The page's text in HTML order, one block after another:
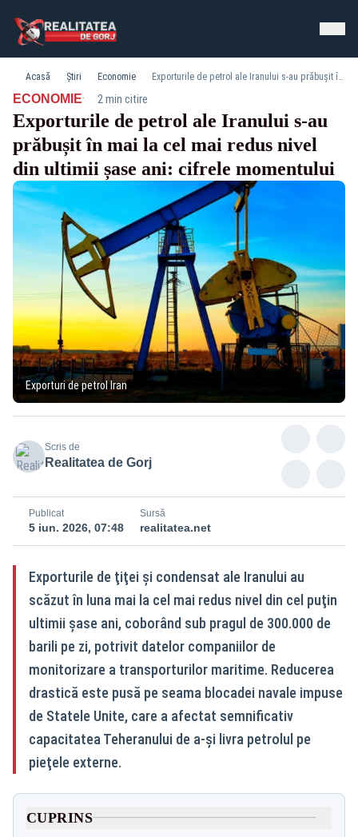
Acasă Știri Economie Exporturile de petrol ale Iranului s-au prăbușit în mai la cel mai redus nivel din ultimii șase ani: cifrele momentului
ECONOMIE· 2 min citire
Exporturile de petrol ale Iranului s-au
prăbușit în mai la cel mai redus nivel
din ultimii șase ani: cifrele momentului
Exporturi de petrol Iran
Scris de
Realitatea de Gorj
Publicat
5 iun. 2026, 07:48
Sursă
realitatea.net
Exporturile de ţiţei şi condensat ale Iranului au
scăzut în luna mai la cel mai redus nivel din cel puţin
ultimii şase ani, coborând sub pragul de 300.000 de
barili pe zi, potrivit datelor companiilor de
monitorizare a transporturilor maritime. Reducerea
drastică este pusă pe seama blocadei navale impuse
de Statele Unite, care a afectat semnificativ
capacitatea Teheranului de a-şi livra petrolul pe
pieţele externe.
CUPRINS